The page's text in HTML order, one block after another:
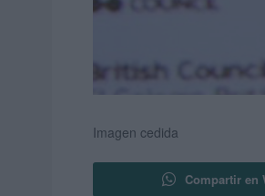
Imagen cedida
Compartir en